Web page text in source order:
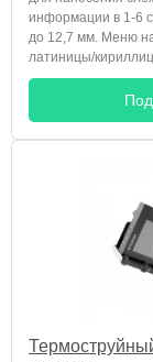
информации в 1-6
до 12,7 мм. Меню
латиницы/